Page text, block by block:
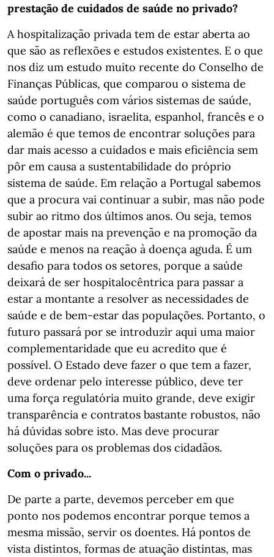
prestação de cuidados de saúde no privado?
A hospitalização privada tem de estar aberta ao
que são as reflexões e estudos existentes. E o que
nos diz um estudo muito recente do Conselho de
Finanças Públicas, que comparou o sistema de
saúde português com vários sistemas de saúde,
como o canadiano, israelita, espanhol, francês e o
alemão é que temos de encontrar soluções para
dar mais acesso a cuidados e mais eficiência sem
pôr em causa a sustentabilidade do próprio
sistema de saúde. Em relação a Portugal sabemos
que a procura vai continuar a subir, mas não pode
subir ao ritmo dos últimos anos. Ou seja, temos
de apostar mais na prevenção e na promoção da
saúde e menos na reação à doença aguda. É um
desafio para todos os setores, porque a saúde
deixará de ser hospitalocêntrica para passar a
estar a montante a resolver as necessidades de
saúde e de bem-estar das populações. Portanto, o
futuro passará por se introduzir aqui uma maior
complementaridade que eu acredito que é
possível. O Estado deve fazer o que tem a fazer,
deve ordenar pelo interesse público, deve ter
uma força regulatória muito grande, deve exigir
transparência e contratos bastante robustos, não
há dúvidas sobre isto. Mas deve procurar
soluções para os problemas dos cidadãos.
Com o privado...
De parte a parte, devemos perceber em que
ponto nos podemos encontrar porque temos a
mesma missão, servir os doentes. Há pontos de
vista distintos, formas de atuação distintas, mas